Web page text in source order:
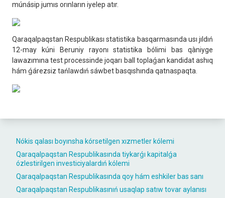
Nókis qalası boyınsha kórsetilgen xızmetler kólemi
Qaraqalpaqstan Respublikasında tiykarǵı kapitalǵa
ózlestirilgen investiciyalardıń kólemi
Qaraqalpaqstan Respublikasında qoy hám eshkiler bas sanı
Qaraqalpaqstan Respublikasınıń usaqlap satıw tovar aylanısı
múnásip jumıs orınların iyelep atır.
Qaraqalpaqstan Respublikası statistika basqarmasında usı jıldıń
12-may kúni Beruniy rayonı statistika bólimi bas qàniyge
lawazımına test processinde joqarı ball toplaǵan kandidat ashıq
hám ǵárezsiz tańlawdıń sáwbet basqıshında qatnaspaqta.